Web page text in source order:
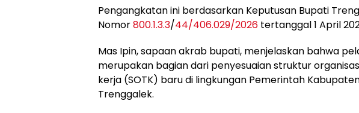
Pengangkatan ini berdasarkan Keputusan Bupati
Nomor800.1.3.3/44/406.029/2026 tertanggal 1 April
Mas Ipin, sapaan akrab bupati, menjelaskan bahwa
merupakan bagian dari penyesuaian struktur
kerja (SOTK) baru di lingkungan Pemerintah
Trenggalek.